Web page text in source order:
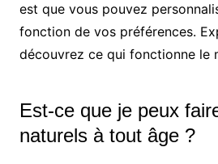
est que vous pouvez
fonction de vos préférences.
découvrez ce qui fonctionne le
Est-ce que je peux
naturels à tout âge ?